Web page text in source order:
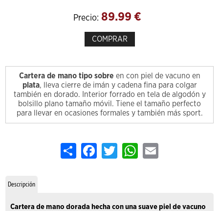
Precio: 89.99 €
COMPRAR
Cartera de mano tipo sobre en con piel de vacuno en
plata, lleva cierre de imán y cadena fina para colgar
también en dorado. Interior forrado en tela de algodón y
bolsillo plano tamaño móvil. Tiene el tamaño perfecto
para llevar en ocasiones formales y también más sport.
Share FacebookTwitter WhatsApp
Descripción
Cartera de mano dorada hecha con una suave piel de vacuno